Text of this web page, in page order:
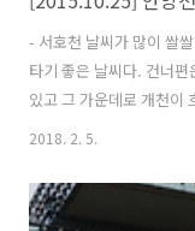
- 서호천 날씨가 많이 쌀
타기 좋은 날씨다. 건너
있고 그 가운데로 개천이
서 주변의 도시적인 분위
되어 있는데 중앙선이 없
넘어가면 바로 의왕이다.
2018. 2. 5.